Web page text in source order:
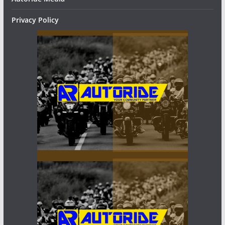
Privacy Policy